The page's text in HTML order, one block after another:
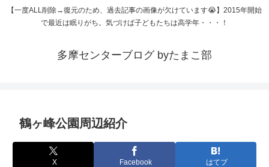
【一度ALL削除→復元のため、過去記事の画像が欠けています😭】2015年開始
で最近は眠りがち。気づけば子どもたちは高学年・・・！
多摩センターブログ byたまこ部
鶴ヶ峰公園周辺紹介
X Facebook はてブ